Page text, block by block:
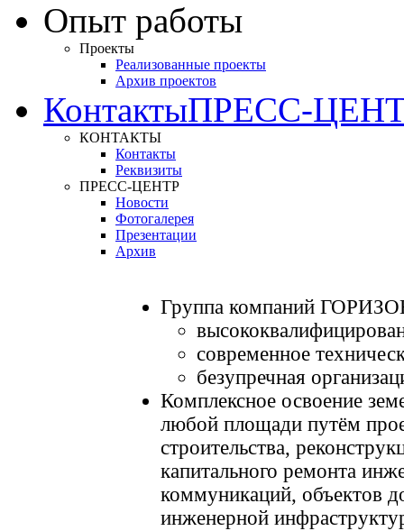
Опыт работы
Проекты
Реализованные проекты
Архив проектов
КонтактыПРЕСС-
КОНТАКТЫ
Контакты
Реквизиты
ПРЕСС-ЦЕНТР
Новости
Фотогалерея
Презентации
Архив
Группа компаний
современное
безупречная
Комплексное освоение
любой площади путём
строительства,
капитального ремонта
коммуникаций, объектов
инженерной